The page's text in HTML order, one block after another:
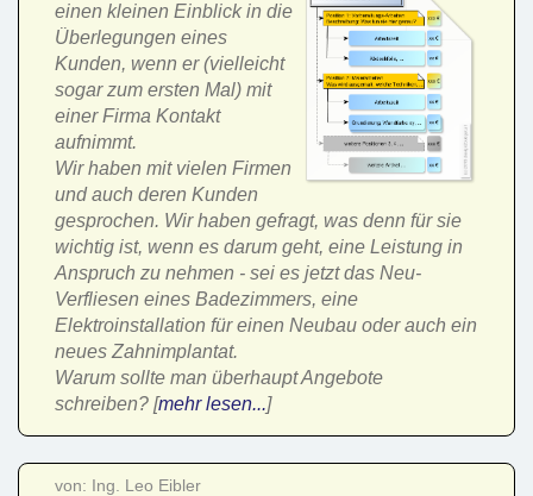
einen kleinen Einblick in die
Überlegungen eines
Kunden, wenn er (vielleicht
sogar zum ersten Mal) mit
einer Firma Kontakt
aufnimmt.
Wir haben mit vielen Firmen
und auch deren Kunden
gesprochen. Wir haben gefragt, was denn für sie
wichtig ist, wenn es darum geht, eine Leistung in
Anspruch zu nehmen - sei es jetzt das Neu-
Verfliesen eines Badezimmers, eine
Elektroinstallation für einen Neubau oder auch ein
neues Zahnimplantat.
Warum sollte man überhaupt Angebote
schreiben? [mehr lesen...]
von: Ing. Leo Eibler